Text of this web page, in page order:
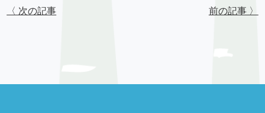
〈 次の記事 前の記事 〉